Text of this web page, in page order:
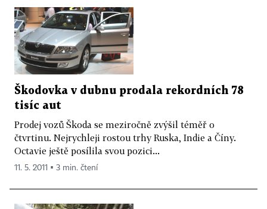
Škodovka v dubnu prodala rekordních 78
tisíc aut
Prodej vozů Škoda se meziročně zvýšil téměř o
čtvrtinu. Nejrychleji rostou trhy Ruska, Indie a Číny.
Octavie ještě posílila svou pozici...
11. 5. 2011 ▪ 3 min. čtení